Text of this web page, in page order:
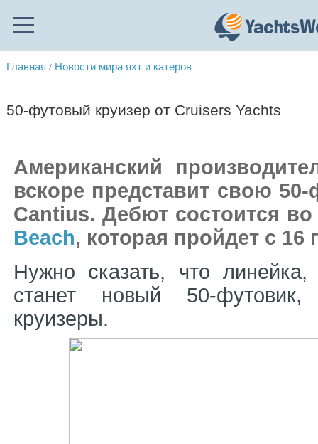
Главная / Новости мира яхт и катеров
50-футовый круизер от Cruisers Yachts
Американский
вскоре представит свою
Cantius. Дебют состоится
Beach, которая пройдет с
Нужно сказать, что
станет новый 50-футовик,
круизеры.